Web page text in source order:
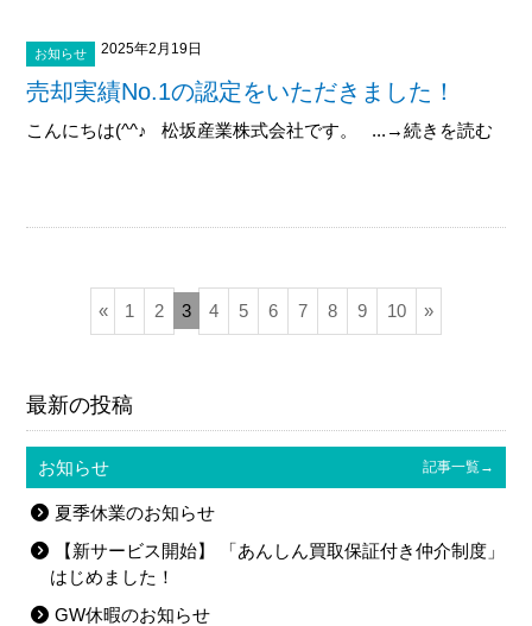
お知らせ 2025年2月19日
売却実績No.1の認定をいただきました！
こんにちは(^^♪ 松坂産業株式会社です。 ...→続きを読む
« 1 2 3 4 5 6 7 8 9 10 »
最新の投稿
お知らせ 記事一覧→
夏季休業のお知らせ
【新サービス開始】 「あんしん買取保証付き仲介制度」
はじめました！
GW休暇のお知らせ